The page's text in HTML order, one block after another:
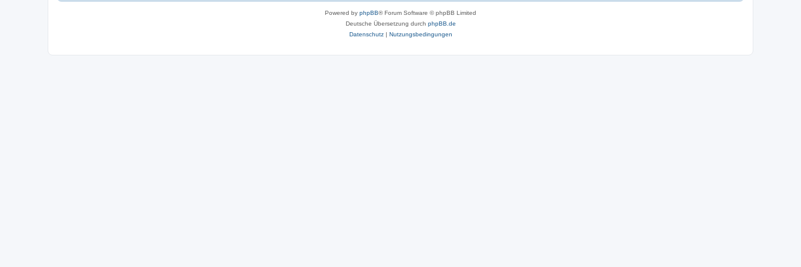
Powered by phpBB® Forum Software © phpBB Limited
Deutsche Übersetzung durch phpBB.de
Datenschutz| Nutzungsbedingungen